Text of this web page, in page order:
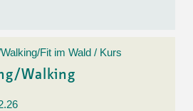
Fit im Wald / Kurs
Walking